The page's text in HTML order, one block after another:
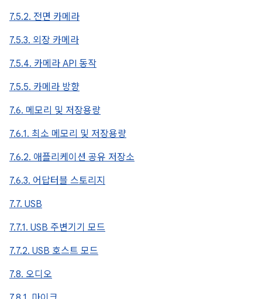
7.5.2. 전면 카메라
7.5.3. 외장 카메라
7.5.4. 카메라 API 동작
7.5.5. 카메라 방향
7.6. 메모리 및 저장용량
7.6.1. 최소 메모리 및 저장용량
7.6.2. 애플리케이션 공유 저장소
7.6.3. 어답터블 스토리지
7.7. USB
7.7.1. USB 주변기기 모드
7.7.2. USB 호스트 모드
7.8. 오디오